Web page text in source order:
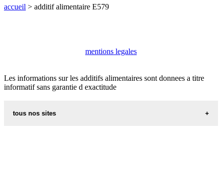
accueil > additif alimentaire E579
mentions legales
Les informations sur les additifs alimentaires sont donnees a titre
informatif sans garantie d exactitude
tous nos sites